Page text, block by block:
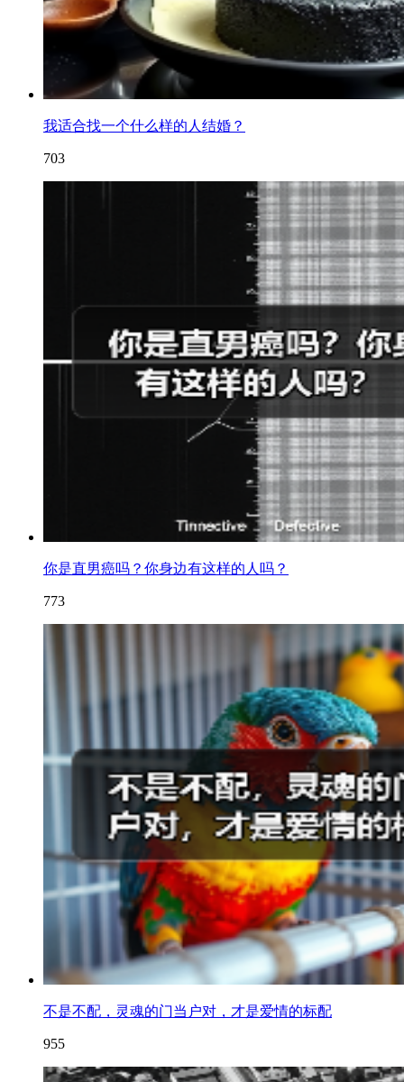
我适合找一个什么样的人结婚？
703
你是直男癌吗？你身边有这样的人吗？
773
不是不配，灵魂的门当户对，才是爱情的标配
955